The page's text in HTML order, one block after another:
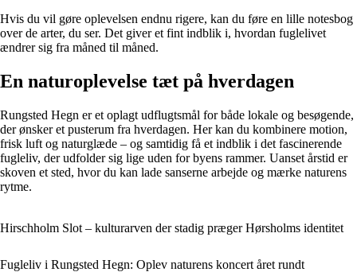
Hvis du vil gøre oplevelsen endnu rigere, kan du føre en lille notesbog
over de arter, du ser. Det giver et fint indblik i, hvordan fuglelivet
ændrer sig fra måned til måned.
En naturoplevelse tæt på hverdagen
Rungsted Hegn er et oplagt udflugtsmål for både lokale og besøgende,
der ønsker et pusterum fra hverdagen. Her kan du kombinere motion,
frisk luft og naturglæde – og samtidig få et indblik i det fascinerende
fugleliv, der udfolder sig lige uden for byens rammer. Uanset årstid er
skoven et sted, hvor du kan lade sanserne arbejde og mærke naturens
rytme.
Hirschholm Slot – kulturarven der stadig præger Hørsholms identitet
Fugleliv i Rungsted Hegn: Oplev naturens koncert året rundt